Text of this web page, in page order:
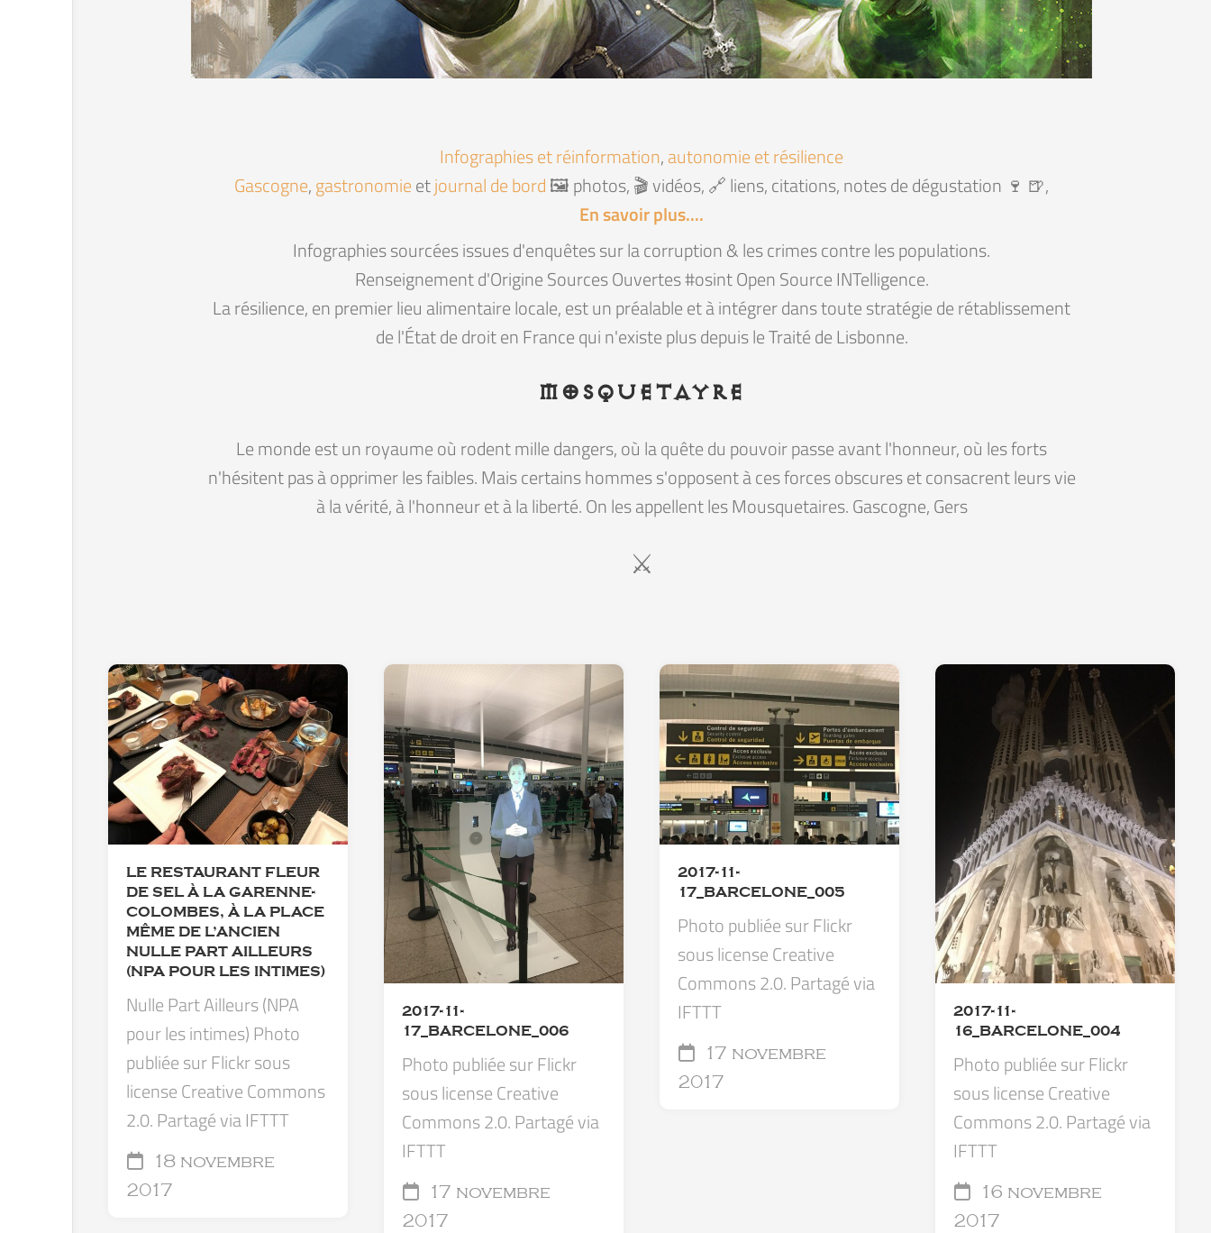
Infographies et réinformation,autonomie et résilience
Gascogne,gastronomieetjournal de bord🖼️ photos, 🎬 vidéos, 🔗 liens, citations, notes de dégustation 🍷 🍺,
En savoir plus....
Infographies sourcées issues d'enquêtes sur la corruption & les crimes contre les populations.
Renseignement d'Origine Sources Ouvertes #osint Open Source INTelligence.
La résilience, en premier lieu alimentaire locale, est un préalable et à intégrer dans toute stratégie de rétablissement
de l'État de droit en France qui n'existe plus depuis le Traité de Lisbonne.
mosquetayre
Le monde est un royaume où rodent mille dangers, où la quête du pouvoir passe avant l'honneur, où les forts
n'hésitent pas à opprimer les faibles. Mais certains hommes s'opposent à ces forces obscures et consacrent leurs vie
à la vérité, à l'honneur et à la liberté. On les appellent les Mousquetaires. Gascogne, Gers
⚔️
LE RESTAURANT FLEUR
DE SEL À LA GARENNE-
COLOMBES, À LA PLACE
MÊME DE L’ANCIEN
NULLE PART AILLEURS
(NPA POUR LES INTIMES)
Nulle Part Ailleurs (NPA
pour les intimes) Photo
publiée sur Flickr sous
license Creative Commons
2.0. Partagé via IFTTT
18 novembre
2017
2017-11-
17_BARCELONE_006
Photo publiée sur Flickr
sous license Creative
Commons 2.0. Partagé via
IFTTT
17 novembre
2017
2017-11-
17_BARCELONE_005
Photo publiée sur Flickr
sous license Creative
Commons 2.0. Partagé via
IFTTT
17 novembre
2017
2017-11-
16_BARCELONE_004
Photo publiée sur Flickr
sous license Creative
Commons 2.0. Partagé via
IFTTT
16 novembre
2017